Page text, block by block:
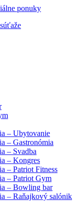
ponuky
– Ubytovanie
– Gastronómia
– Svadba
– Kongres
– Patriot Fitness
– Patriot Gym
– Bowling bar
– Raňajkový salónik